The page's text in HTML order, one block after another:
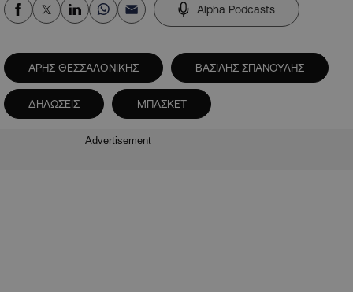
Alpha Podcasts
ΑΡΗΣ ΘΕΣΣΑΛΟΝΙΚΗΣ ΒΑΣΙΛΗΣ ΣΠΑΝΟΥΛΗΣ
ΔΗΛΩΣΕΙΣ ΜΠΑΣΚΕΤ
Advertisement